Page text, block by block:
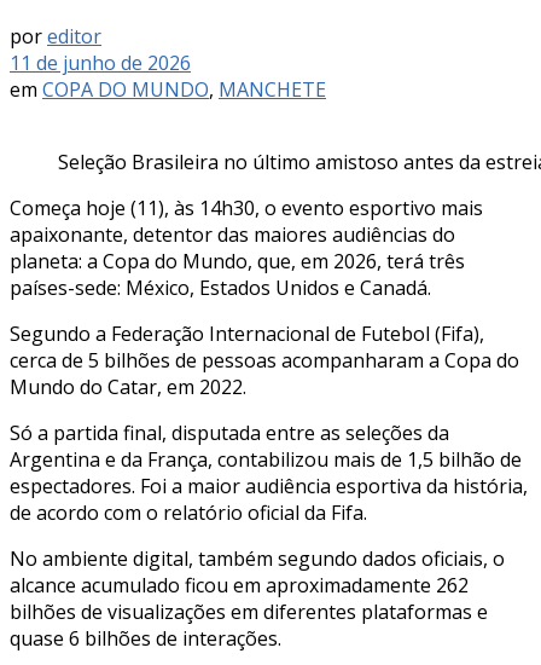
poreditor
11 de junho de 2026
em COPA DO MUNDO, MANCHETE
Seleção Brasileira no último amistoso antes da
Começa hoje (11), às 14h30, o evento esportivo mais
apaixonante, detentor das maiores audiências do
planeta: a Copa do Mundo, que, em 2026, terá três
países-sede: México, Estados Unidos e Canadá.
Segundo a Federação Internacional de Futebol (Fifa),
cerca de 5 bilhões de pessoas acompanharam a Copa do
Mundo do Catar, em 2022.
Só a partida final, disputada entre as seleções da
Argentina e da França, contabilizou mais de 1,5 bilhão de
espectadores. Foi a maior audiência esportiva da história,
de acordo com o relatório oficial da Fifa.
No ambiente digital, também segundo dados oficiais, o
alcance acumulado ficou em aproximadamente 262
bilhões de visualizações em diferentes plataformas e
quase 6 bilhões de interações.